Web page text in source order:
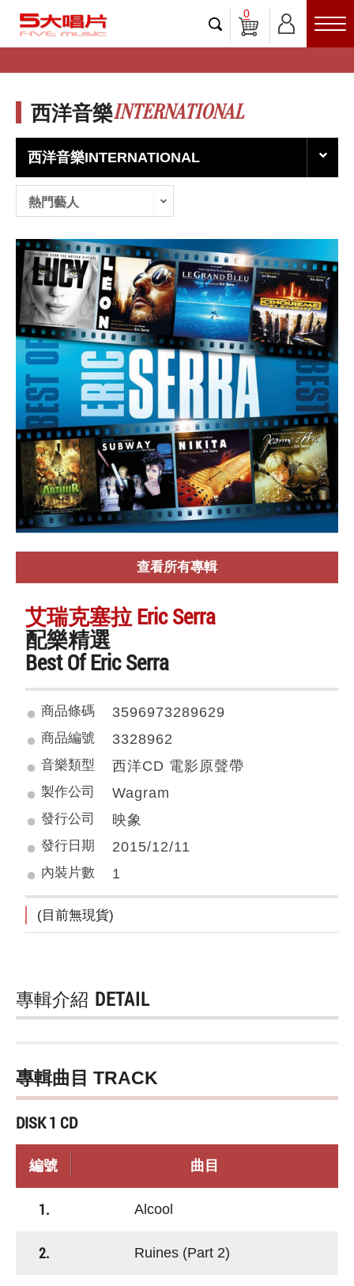
0
西洋音樂INTERNATIONAL
西洋音樂INTERNATIONAL
熱門藝人
查看所有專輯
艾瑞克塞拉 Eric Serra
配樂精選
Best Of Eric Serra
商品條碼 3596973289629
商品編號 3328962
音樂類型 西洋CD 電影原聲帶
製作公司 Wagram
發行公司 映象
發行日期 2015/12/11
內裝片數 1
(目前無現貨)
專輯介紹 DETAIL
專輯曲目 TRACK
DISK 1 CD
編號 曲目
1. Alcool
2. Ruines (Part 2)